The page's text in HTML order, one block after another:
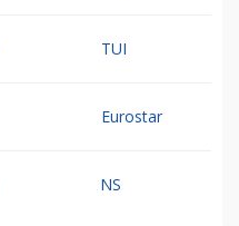
TUI
Eurostar
NS